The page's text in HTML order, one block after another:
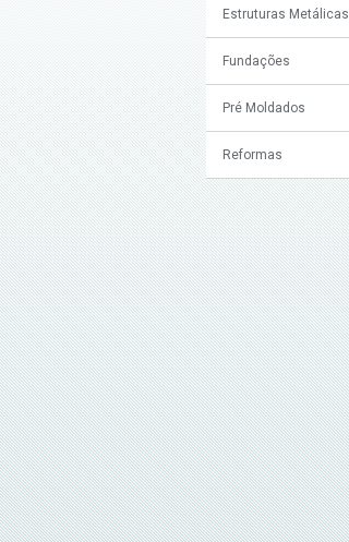
Estruturas Metálicas
Fundações
Pré Moldados
Reformas